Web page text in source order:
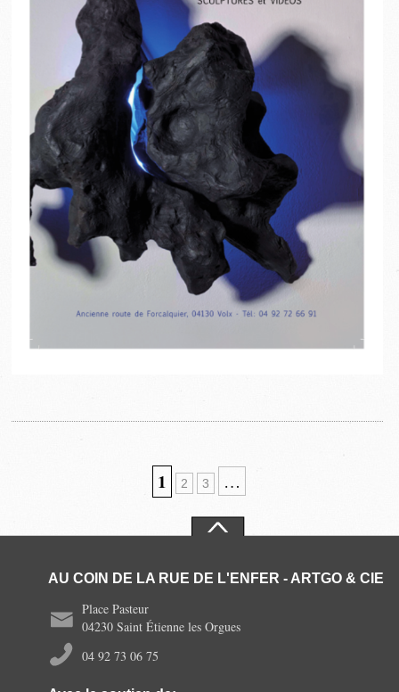
1 2 3 …
AU COIN DE LA RUE DE L'ENFER - ARTGO & CIE
Place Pasteur
04230 Saint Étienne les Orgues
04 92 73 06 75